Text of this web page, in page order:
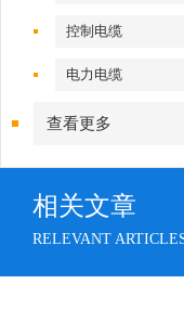
控制电缆
电力电缆
查看更多
相关文章
RELEVANT